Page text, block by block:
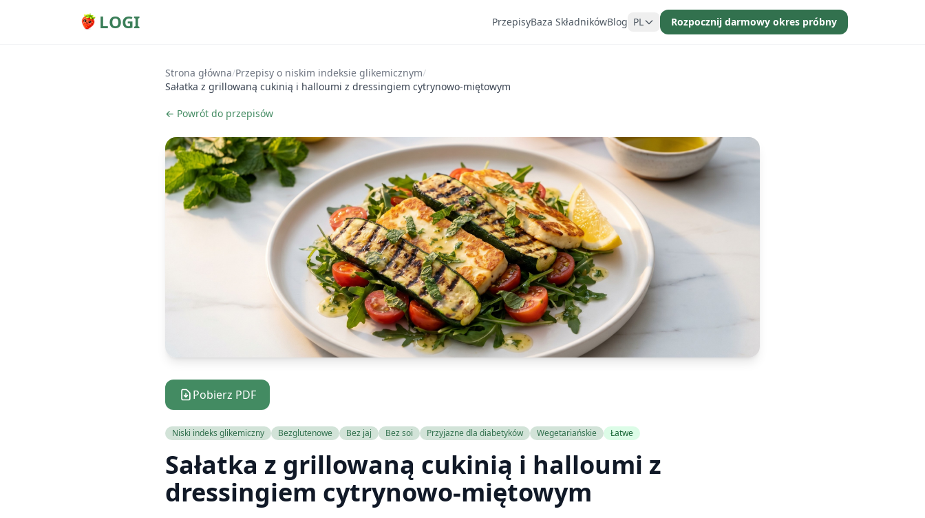
LOGI PrzepisyBaza SkładnikówBlog PL Rozpocznij darmowy okres próbny
Strona główna/Przepisy o niskim indeksie glikemicznym/
Sałatka z grillowaną cukinią i halloumi z dressingiem cytrynowo-miętowym
← Powrót do przepisów
Pobierz PDF
Niski indeks glikemiczny Bezglutenowe Bez jaj Bez soi Przyjazne dla diabetyków Wegetariańskie Łatwe
Sałatka z grillowaną cukinią i halloumi z
dressingiem cytrynowo-miętowym